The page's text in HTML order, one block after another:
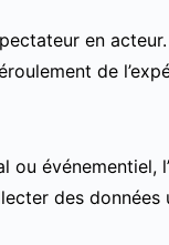
en
de
ou événementiel,
des